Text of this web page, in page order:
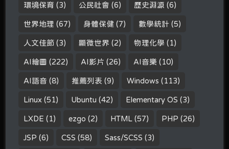
環境保育 (3) 公民社會 (6) 歷史淵源 (6)
世界地理 (67) 身體保健 (7) 數學統計 (5)
人文佳節 (3) 顯微世界 (2) 物理化學 (1)
AI繪圖 (222) AI影片 (26) AI音樂 (10)
AI語音 (8) 推薦列表 (9) Windows (113)
Linux (51) Ubuntu (42) Elementary OS (3)
LXDE (1) ezgo (2) HTML (57) PHP (26)
JSP (6) CSS (58) Sass/SCSS (3)